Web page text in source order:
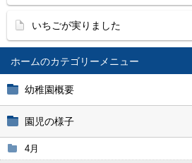
ホーム
幼稚園概要
園児の様子
4月
いちごが実りました